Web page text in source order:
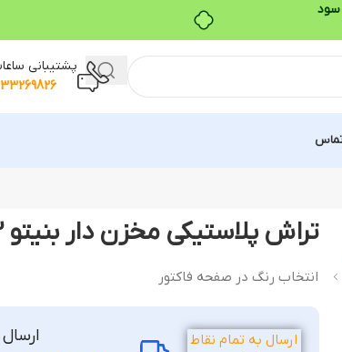
سود
پشتیبانی
تراش پلاستیکی مخزن دار بنیتو Benito B-1003
انتخاب رنگ در صفحه فاکتور
ارسال به تمام نقاط